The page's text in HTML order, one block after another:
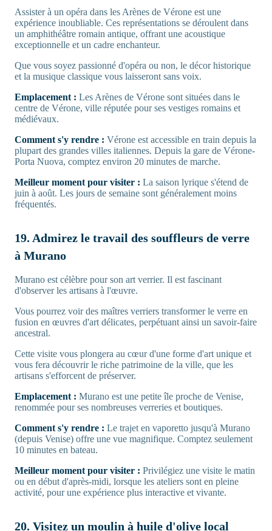
Assister à un opéra dans les Arènes de Vérone est une
expérience inoubliable. Ces représentations se déroulent dans
un amphithéâtre romain antique, offrant une acoustique
exceptionnelle et un cadre enchanteur.
Que vous soyez passionné d'opéra ou non, le décor historique
et la musique classique vous laisseront sans voix.
Emplacement : Les Arènes de Vérone sont situées dans le
centre de Vérone, ville réputée pour ses vestiges romains et
médiévaux.
Comment s'y rendre : Vérone est accessible en train depuis la
plupart des grandes villes italiennes. Depuis la gare de Vérone-
Porta Nuova, comptez environ 20 minutes de marche.
Meilleur moment pour visiter : La saison lyrique s'étend de
juin à août. Les jours de semaine sont généralement moins
fréquentés.
19. Admirez le travail des souffleurs de verre
à Murano
Murano est célèbre pour son art verrier. Il est fascinant
d'observer les artisans à l'œuvre.
Vous pourrez voir des maîtres verriers transformer le verre en
fusion en œuvres d'art délicates, perpétuant ainsi un savoir-faire
ancestral.
Cette visite vous plongera au cœur d'une forme d'art unique et
vous fera découvrir le riche patrimoine de la ville, que les
artisans s'efforcent de préserver.
Emplacement : Murano est une petite île proche de Venise,
renommée pour ses nombreuses verreries et boutiques.
Comment s'y rendre : Le trajet en vaporetto jusqu'à Murano
(depuis Venise) offre une vue magnifique. Comptez seulement
10 minutes en bateau.
Meilleur moment pour visiter : Privilégiez une visite le matin
ou en début d'après-midi, lorsque les ateliers sont en pleine
activité, pour une expérience plus interactive et vivante.
20. Visitez un moulin à huile d'olive local